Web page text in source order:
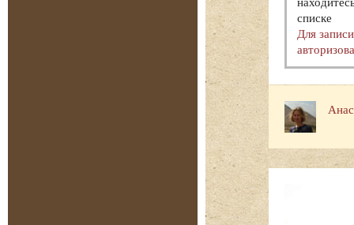
списке
Для